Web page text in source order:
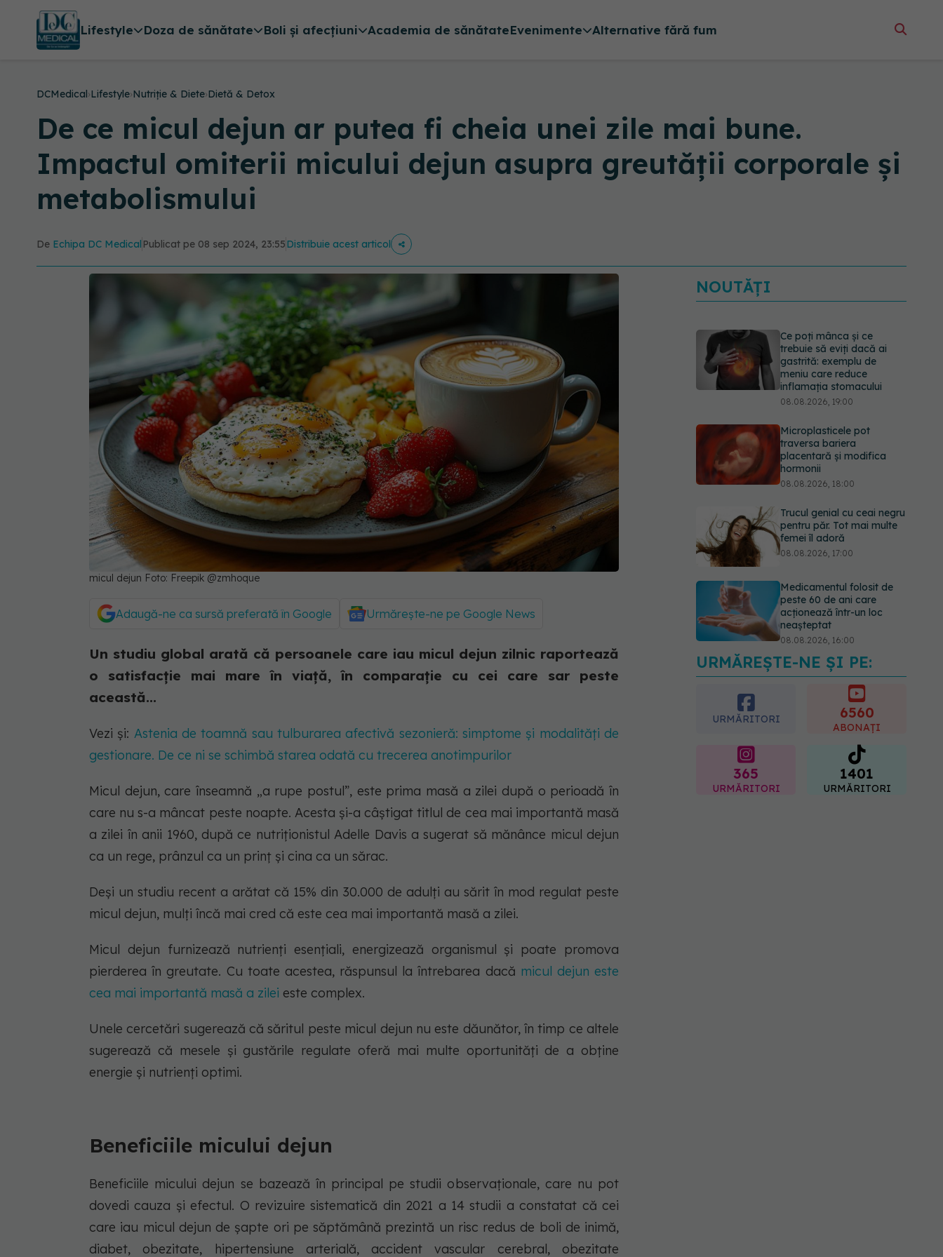
Lifestyle Doza de sănătate Boli și afecțiuni Academia de sănătateEvenimente Alternative fără fum
DCMedical›Lifestyle›Nutriție & Diete›Dietă & Detox
De ce micul dejun ar putea fi cheia unei zile mai bune.
Impactul omiterii micului dejun asupra greutății corporale și
metabolismului
De Echipa DC Medical Publicat pe 08 sep 2024, 23:55Distribuie acest articol
micul dejun Foto: Freepik @zmhoque
Adaugă-ne ca sursă preferată în Google Urmărește-ne pe Google News
Un studiu global arată că persoanele care iau micul dejun zilnic raportează
o satisfacție mai mare în viață, în comparație cu cei care sar peste
această...
Vezi și: Astenia de toamnă sau tulburarea afectivă sezonieră: simptome și modalități de
gestionare. De ce ni se schimbă starea odată cu trecerea anotimpurilor
Micul dejun, care înseamnă „a rupe postul”, este prima masă a zilei după o perioadă în
care nu s-a mâncat peste noapte. Acesta și-a câștigat titlul de cea mai importantă masă
a zilei în anii 1960, după ce nutriționistul Adelle Davis a sugerat să mănânce micul dejun
ca un rege, prânzul ca un prinț și cina ca un sărac.
Deși un studiu recent a arătat că 15% din 30.000 de adulți au sărit în mod regulat peste
micul dejun, mulți încă mai cred că este cea mai importantă masă a zilei.
Micul dejun furnizează nutrienți esențiali, energizează organismul și poate promova
pierderea în greutate. Cu toate acestea, răspunsul la întrebarea dacă micul dejun este
cea mai importantă masă a zilei este complex.
Unele cercetări sugerează că săritul peste micul dejun nu este dăunător, în timp ce altele
sugerează că mesele și gustările regulate oferă mai multe oportunități de a obține
energie și nutrienți optimi.
Beneficiile micului dejun
Beneficiile micului dejun se bazează în principal pe studii observaționale, care nu pot
dovedi cauza și efectul. O revizuire sistematică din 2021 a 14 studii a constatat că cei
care iau micul dejun de șapte ori pe săptămână prezintă un risc redus de boli de inimă,
diabet, obezitate, hipertensiune arterială, accident vascular cerebral, obezitate
NOUTĂȚI
Ce poți mânca și ce
trebuie să eviți dacă ai
gastrită: exemplu de
meniu care reduce
inflamația stomacului
08.08.2026, 19:00
Microplasticele pot
traversa bariera
placentară și modifica
hormonii
08.08.2026, 18:00
Trucul genial cu ceai negru
pentru păr. Tot mai multe
femei îl adoră
08.08.2026, 17:00
Medicamentul folosit de
peste 60 de ani care
acționează într-un loc
neașteptat
08.08.2026, 16:00
Transpirații nocturne:
semnul ignorat care poate
ascunde probleme
serioase de sănătate
08.08.2026, 20:00
URMĂREȘTE-NE ȘI PE:
URMĂRITORI 6560
ABONAȚI
365
URMĂRITORI
1401
URMĂRITORI